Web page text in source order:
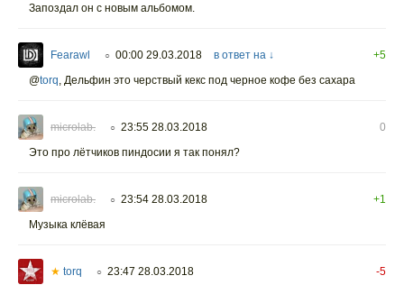
Запоздал он с новым альбомом.
Fearawl ○ 00:00 29.03.2018 в ответ на ↓
+5
@torq Дельфин это черствый кекс под черное кофе без сахара
microlab. ○ 23:55 28.03.2018
0
Это про лётчиков пиндосии я так понял?
microlab. ○ 23:54 28.03.2018
+1
Музыка клёвая
★ torq ○ 23:47 28.03.2018
-5